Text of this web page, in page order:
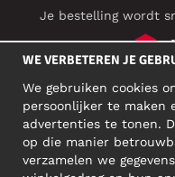
Je bestelling wordt
WE VERBETEREN JE
We gebruiken cookies
persoonlijker te maken
advertenties te tonen.
op die manier
verzamelen we